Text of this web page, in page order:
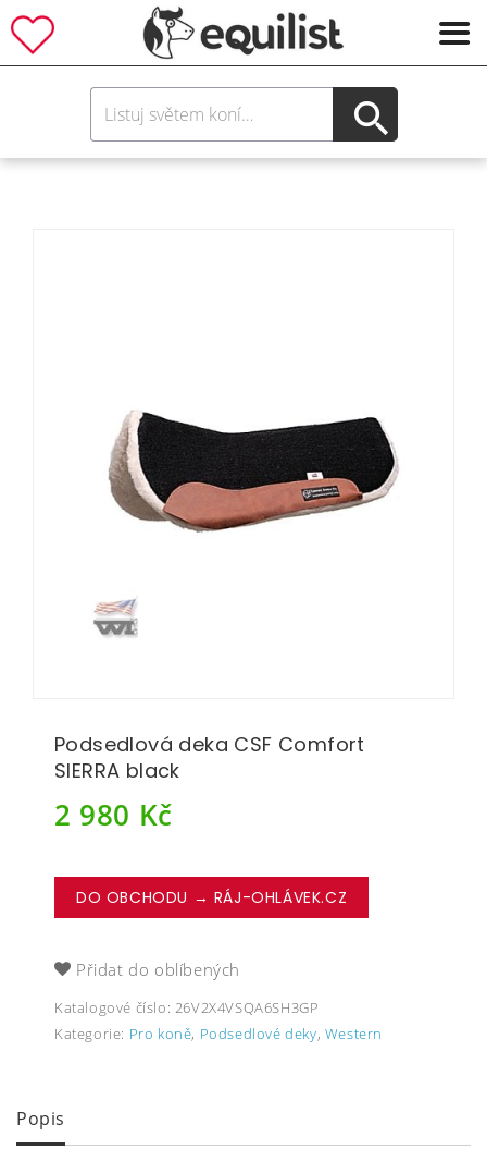
Podsedlová deka CSF Comfort
SIERRA black
2 980 Kč
DO OBCHODU → RÁJ-OHLÁVEK.CZ
Přidat do oblíbených
Katalogové číslo: 26V2X4VSQA6SH3GP
Kategorie: Pro koně, Podsedlové deky, Western
Popis